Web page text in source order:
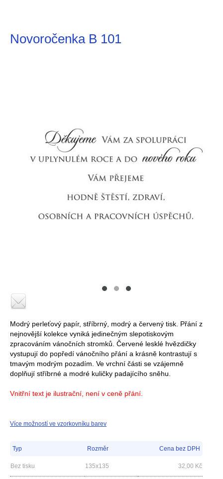
Novoročenka B 101
Modrý perleťový papír, stříbrný, modrý a červený tisk. Přání z
nejnovější kolekce vyniká jedinečným slepotiskovým
zpracováním vánočních stromků. Červené lesklé hvězdičky
vystupují do popředí vánočního přání a krásně kontrastují s
tmavým modrým pozadím. Ve vrchní části se vzájemně
doplňují stříbrné a modré kuličky padajícího sněhu.
Vnitřní text je ilustrační, není v ceně přání.
Více možností ve vzorkovníku barev
Typ Rozměr Cena bez DPH
Bez tisku 135x135 32,00 Kč